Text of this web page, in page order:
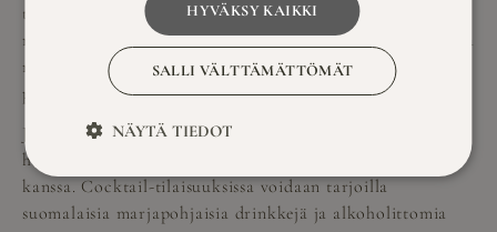
tulkintoja suomalaisista klassikoista tai täysin uudenlaisia
makuyhdistelmiä. Erikoisruokavaliot huomioidaan aina, ja
niistä voidaan luoda yhtä vaikuttavia annoksia kuin
päämenusta.
Juomavalinnat täydentävät ruokaelämyksen. Viinilista on
huolella valittu sopimaan erityisesti kala- ja riistaruokien
kanssa. Cocktail-tilaisuuksissa voidaan tarjoilla
suomalaisia marjapohjaisia drinkkejä ja alkoholittomia
HYVÄKSY KAIKKI
SALLI VÄLTTÄMÄTTÖMÄT
NÄYTÄ TIEDOT